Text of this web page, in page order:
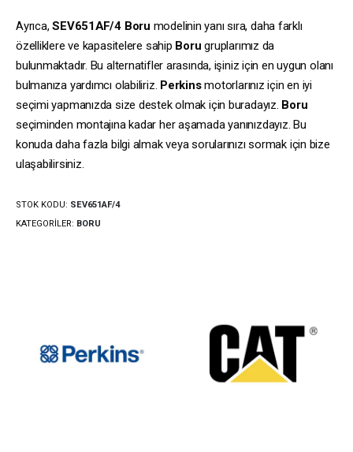
Ayrıca,SEV651AF/4 Boru modelinin yanı sıra, daha farklı
özelliklere ve kapasitelere sahip Boru gruplarımız da
bulunmaktadır. Bu alternatifler arasında, işiniz için en uygun olanı
bulmanıza yardımcı olabiliriz. Perkinsmotorlarınız için en iyi
seçimi yapmanızda size destek olmak için buradayız. Boru
seçiminden montajına kadar her aşamada yanınızdayız. Bu
konuda daha fazla bilgi almak veya sorularınızı sormak için bize
ulaşabilirsiniz.
STOK KODU: SEV651AF/4
KATEGORILER: BORU